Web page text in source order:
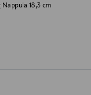
Nappula 18,3 cm